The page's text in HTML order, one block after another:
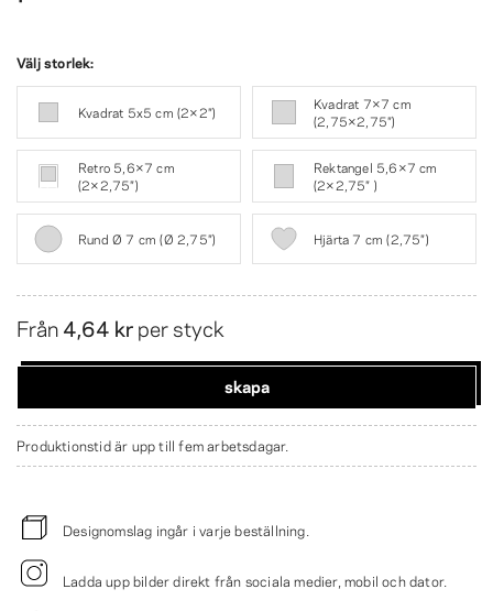
Välj storlek:
Kvadrat 5x5 cm (2×2″)
Kvadrat 7×7 cm
(2,75×2,75″)
Retro 5,6×7 cm
(2×2,75″)
Rektangel 5,6×7 cm
(2×2,75″ )
Rund Ø 7 cm (Ø 2,75″) Hjärta 7 cm (2,75″)
Från4,64 krper styck
skapa
Produktionstid är upp till fem arbetsdagar.
Designomslag ingår i varje beställning.
Ladda upp bilder direkt från sociala medier, mobil och dator.